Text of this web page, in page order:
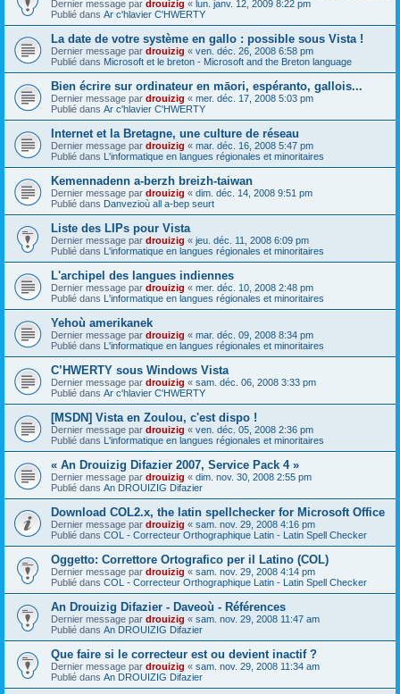
Dernier message par drouizig « lun. janv. 12, 2009 8:22 pm
Publié dans Ar c'hlavier C'HWERTY
La date de votre système en gallo : possible sous Vista !
Dernier message par drouizig « ven. déc. 26, 2008 6:58 pm
Publié dans Microsoft et le breton - Microsoft and the Breton language
Bien écrire sur ordinateur en māori, espéranto, gallois...
Dernier message par drouizig « mer. déc. 17, 2008 5:03 pm
Publié dans Ar c'hlavier C'HWERTY
Internet et la Bretagne, une culture de réseau
Dernier message par drouizig « mar. déc. 16, 2008 5:47 pm
Publié dans L'informatique en langues régionales et minoritaires
Kemennadenn a-berzh breizh-taiwan
Dernier message par drouizig « dim. déc. 14, 2008 9:51 pm
Publié dans Danvezioù all a-bep seurt
Liste des LIPs pour Vista
Dernier message par drouizig « jeu. déc. 11, 2008 6:09 pm
Publié dans L'informatique en langues régionales et minoritaires
L'archipel des langues indiennes
Dernier message par drouizig « mer. déc. 10, 2008 2:48 pm
Publié dans L'informatique en langues régionales et minoritaires
Yehoù amerikanek
Dernier message par drouizig « mar. déc. 09, 2008 8:34 pm
Publié dans L'informatique en langues régionales et minoritaires
C’HWERTY sous Windows Vista
Dernier message par drouizig « sam. déc. 06, 2008 3:33 pm
Publié dans Ar c'hlavier C'HWERTY
[MSDN] Vista en Zoulou, c'est dispo !
Dernier message par drouizig « ven. déc. 05, 2008 2:36 pm
Publié dans L'informatique en langues régionales et minoritaires
« An Drouizig Difazier 2007, Service Pack 4 »
Dernier message par drouizig « dim. nov. 30, 2008 2:55 pm
Publié dans An DROUIZIG Difazier
Download COL2.x, the latin spellchecker for Microsoft Office
Dernier message par drouizig « sam. nov. 29, 2008 4:16 pm
Publié dans COL - Correcteur Orthographique Latin - Latin Spell Checker
Oggetto: Correttore Ortografico per il Latino (COL)
Dernier message par drouizig « sam. nov. 29, 2008 4:14 pm
Publié dans COL - Correcteur Orthographique Latin - Latin Spell Checker
An Drouizig Difazier - Daveoù - Références
Dernier message par drouizig « sam. nov. 29, 2008 11:47 am
Publié dans An DROUIZIG Difazier
Que faire si le correcteur est ou devient inactif ?
Dernier message par drouizig « sam. nov. 29, 2008 11:34 am
Publié dans An DROUIZIG Difazier